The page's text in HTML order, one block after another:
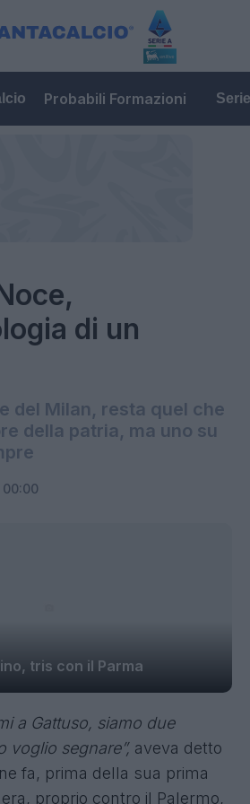
Probabili Formazioni
di un
del Milan, resta quel che
della patria, ma uno su
tris con il Parma
a Gattuso, siamo due
voglio segnare”, aveva detto
fa, prima della sua prima
proprio contro il Palermo,